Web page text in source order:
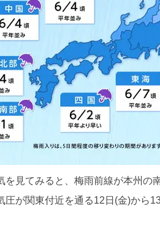
見てみると、梅雨前線が本州
が関東付近を通る12日(金)から